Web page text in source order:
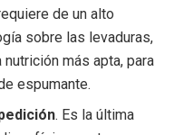
de un alto
sobre las levaduras,
más apta, para
espumante.
. Es la última